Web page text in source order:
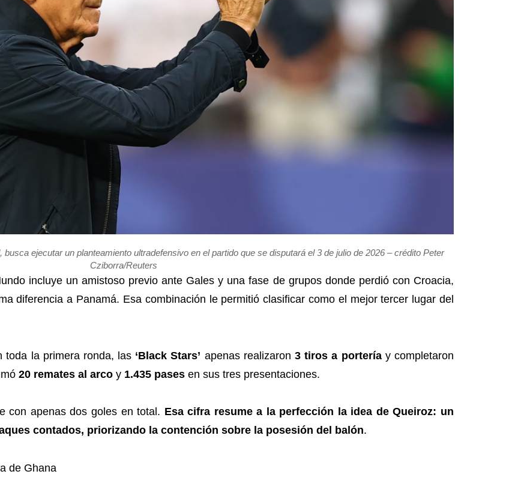
ejecutar un planteamiento ultradefensivo en el partido que se disputará el 3 de julio de 2026 – crédito Peter
Cziborra/Reuters
incluye un amistoso previo ante Gales y una fase de grupos donde perdió con Croacia,
diferencia a Panamá. Esa combinación le permitió clasificar como el mejor tercer lugar del
toda la primera ronda, las ‘Black Stars’ apenas realizaron3 tiros a porteríay completaron
20 remates al arco y 1.435 pases en sus tres presentaciones.
con apenas dos goles en total. Esa cifra resume a la perfección la idea de Queiroz: un
contados, priorizando la contención sobre la posesión del balón.
de Ghana